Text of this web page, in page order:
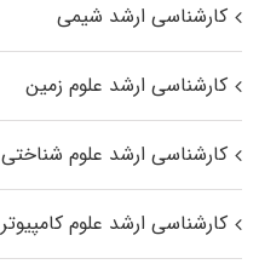
کارشناسی ارشد شیمی
کارشناسی ارشد علوم زمین
کارشناسی ارشد علوم شناختی
کارشناسی ارشد علوم کامپیوتر